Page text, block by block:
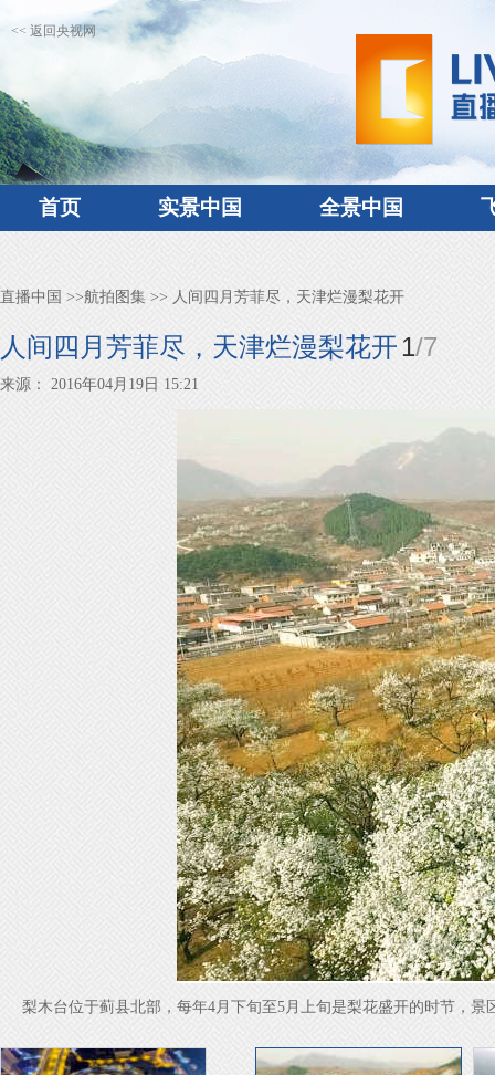
<< 返回央视网
首页 实景中国 全景中国
直播中国 >>航拍图集 >> 人间四月芳菲尽，天津烂漫梨花开
人间四月芳菲尽，天津烂漫梨花开1/7
来源： 2016年04月19日 15:21
梨木台位于蓟县北部，每年4月下旬至5月上旬是梨花盛开的时节，